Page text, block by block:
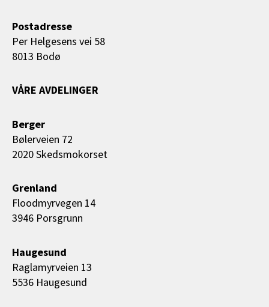
Postadresse
Per Helgesens vei 58
8013 Bodø
VÅRE AVDELINGER
Berger
Bølerveien 72
2020 Skedsmokorset
Grenland
Floodmyrvegen 14
3946 Porsgrunn
Haugesund
Raglamyrveien 13
5536 Haugesund